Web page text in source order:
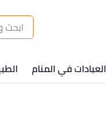
العبادات في المنام